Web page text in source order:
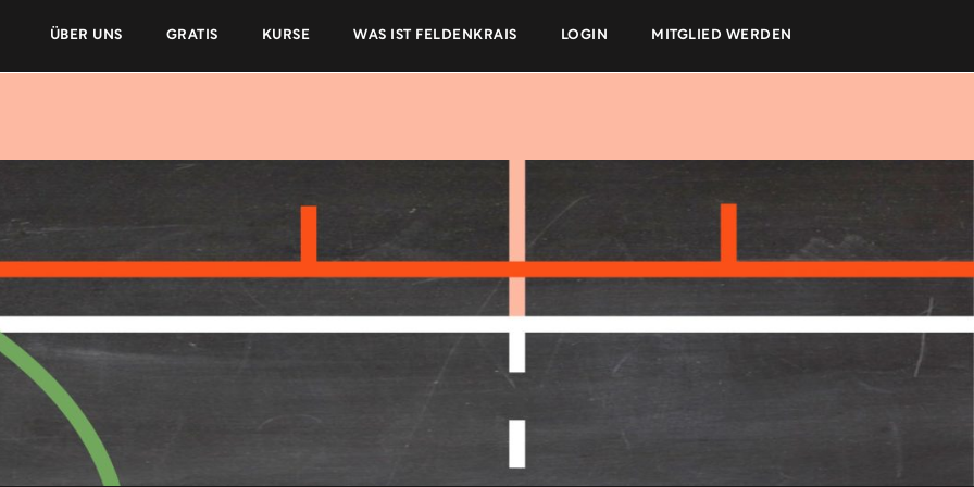
ÜBER UNS GRATIS KURSE WAS IST FELDENKRAIS LOGIN MITGLIED WERDEN